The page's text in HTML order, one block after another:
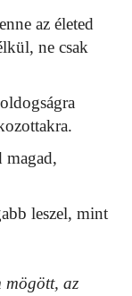
az életed
ne csak
magad,
leszel, mint
mögött, az